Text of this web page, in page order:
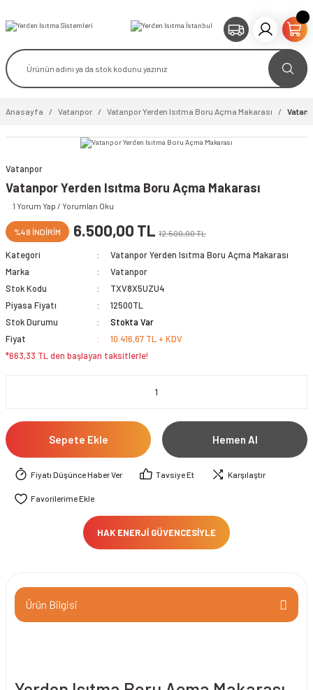
Anasayfa Vatanpor Vatanpor Yerden Isıtma Boru Açma Makarası
video izle
Vatanpor
Vatanpor Yerden Isıtma Boru Açma Makarası
1 Yorum Yap / Yorumları Oku
%48 İNDİRİM 6.500,00 TL 12.500,00 TL
Kategori
Vatanpor Yerden Isıtma Boru Açma Makarası
Marka
Vatanpor
Stok Kodu
TXV8X5UZU4
Piyasa Fiyatı
12500TL
Stok Durumu
Stokta Var
Fiyat
10.416,67 TL + KDV
*663,33 TL den başlayan taksitlerle!
Sepete Ekle Hemen Al
Fiyatı Düşünce Haber Ver Tavsiye Et Karşılaştır
HAK ENERJİ GÜVENCESİYLE
Ürün Bilgisi